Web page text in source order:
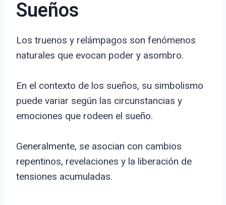
Sueños
Los truenos y relámpagos son fenómenos
naturales que evocan poder y asombro.
En el contexto de los sueños, su simbolismo
puede variar según las circunstancias y
emociones que rodeen el sueño.
Generalmente, se asocian con cambios
repentinos, revelaciones y la liberación de
tensiones acumuladas.